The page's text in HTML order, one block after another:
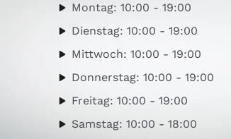
Montag: 10:00 - 19:00
Dienstag: 10:00 - 19:00
Mittwoch: 10:00 - 19:00
Donnerstag: 10:00 - 19:00
Freitag: 10:00 - 19:00
Samstag: 10:00 - 18:00